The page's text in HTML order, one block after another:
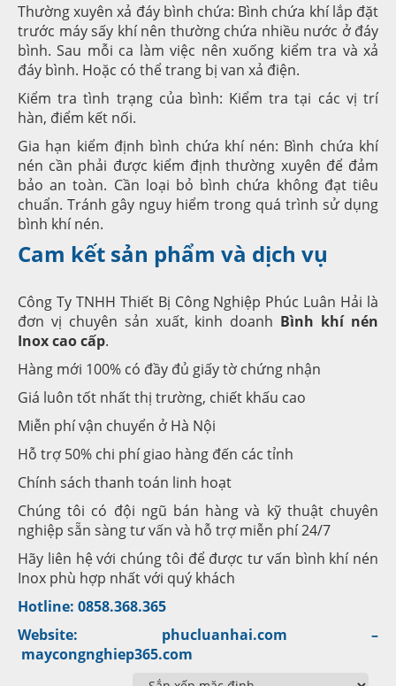
Thường xuyên xả đáy bình chứa: Bình chứa khí lắp đặt
trước máy sấy khí nên thường chứa nhiều nước ở đáy
bình. Sau mỗi ca làm việc nên xuống kiểm tra và xả
đáy bình. Hoặc có thể trang bị van xả điện.
Kiểm tra tình trạng của bình: Kiểm tra tại các vị trí
hàn, điểm kết nối.
Gia hạn kiểm định bình chứa khí nén: Bình chứa khí
nén cần phải được kiểm định thường xuyên để đảm
bảo an toàn. Cần loại bỏ bình chứa không đạt tiêu
chuẩn. Tránh gây nguy hiểm trong quá trình sử dụng
bình khí nén.
Cam kết sản phẩm và dịch vụ
Công Ty TNHH Thiết Bị Công Nghiệp Phúc Luân Hải là
đơn vị chuyên sản xuất, kinh doanh Bình khí nén
Inox cao cấp.
Hàng mới 100% có đầy đủ giấy tờ chứng nhận
Giá luôn tốt nhất thị trường, chiết khấu cao
Miễn phí vận chuyển ở Hà Nội
Hỗ trợ 50% chi phí giao hàng đến các tỉnh
Chính sách thanh toán linh hoạt
Chúng tôi có đội ngũ bán hàng và kỹ thuật chuyên
nghiệp sẵn sàng tư vấn và hỗ trợ miễn phí 24/7
Hãy liên hệ với chúng tôi để được tư vấn bình khí nén
Inox phù hợp nhất với quý khách
Hotline: 0858.368.365
Website: phucluanhai.com –
maycongnghiep365.com